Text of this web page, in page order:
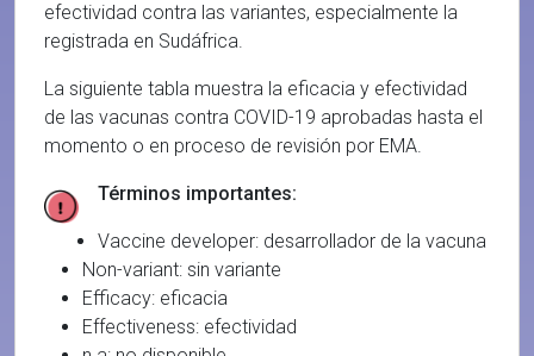
efectividad contra las variantes, especialmente la
registrada en Sudáfrica.
La siguiente tabla muestra la eficacia y efectividad
de las vacunas contra COVID-19 aprobadas hasta el
momento o en proceso de revisión por EMA.
Términos importantes:
Vaccine developer: desarrollador de la vacuna
Non-variant: sin variante
Efficacy: eficacia
Effectiveness: efectividad